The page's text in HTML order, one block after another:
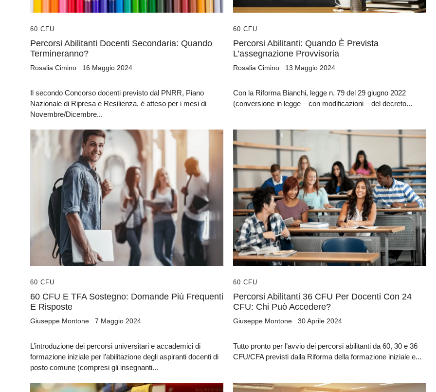
60 CFU
Percorsi Abilitanti Docenti Secondaria: Quando
Termineranno?
Rosalia Cimino 16 Maggio 2024
Il secondo Concorso docenti previsto dal PNRR, Piano
Nazionale di Ripresa e Resilienza, è atteso per i mesi di
Novembre/Dicembre...
60 CFU
Percorsi Abilitanti: Quando È Prevista
L’assegnazione Provvisoria
Rosalia Cimino 13 Maggio 2024
Con la Riforma Bianchi, legge n. 79 del 29 giugno 2022
(conversione in legge – con modificazioni – del decreto...
60 CFU
60 CFU E TFA Sostegno: Domande Più Frequenti
E Risposte
Giuseppe Montone 7 Maggio 2024
L’introduzione dei percorsi universitari e accademici di
formazione iniziale per l’abilitazione degli aspiranti docenti di
posto comune (compresi gli insegnanti...
60 CFU
Percorsi Abilitanti 36 CFU Per Docenti Con 24
CFU: Chi Può Accedere?
Giuseppe Montone 30 Aprile 2024
Tutto pronto per l’avvio dei percorsi abilitanti da 60, 30 e 36
CFU/CFA previsti dalla Riforma della formazione iniziale e...
Guida omaggio aggiornata a maggio 2026